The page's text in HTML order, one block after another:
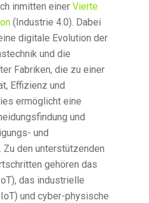
inmitten einerVierte
(Industrie 4.0). Dabei
digitale Evolution der
und die
Fabriken, die zu einer
Effizienz und
ermöglicht eine
und
und
den unterstützenden
gehören das
das industrielle
und cyber-physische